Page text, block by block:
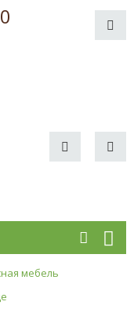
мебель